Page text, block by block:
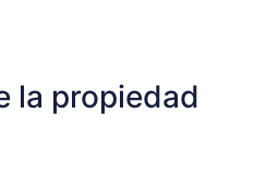
la propiedad